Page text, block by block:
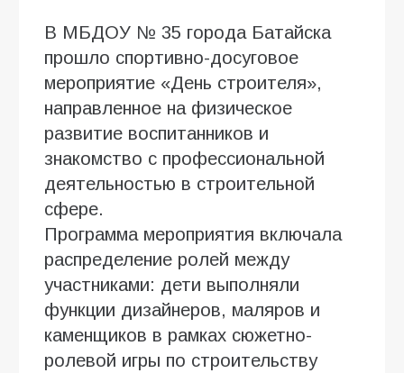
В МБДОУ № 35 города Батайска
прошло спортивно-досуговое
мероприятие «День строителя»,
направленное на физическое
развитие воспитанников и
знакомство с профессиональной
деятельностью в строительной
сфере.
Программа мероприятия включала
распределение ролей между
участниками: дети выполняли
функции дизайнеров, маляров и
каменщиков в рамках сюжетно-
ролевой игры по строительству